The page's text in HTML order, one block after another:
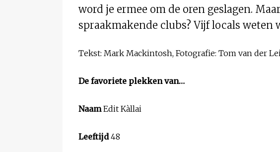
word je ermee om de oren geslagen.
spraakmakende clubs? Vijf locals weten
Tekst: Mark Mackintosh, Fotografie: Tom van der
De favoriete plekken van…
NaamEdit Kàllai
Leeftijd48